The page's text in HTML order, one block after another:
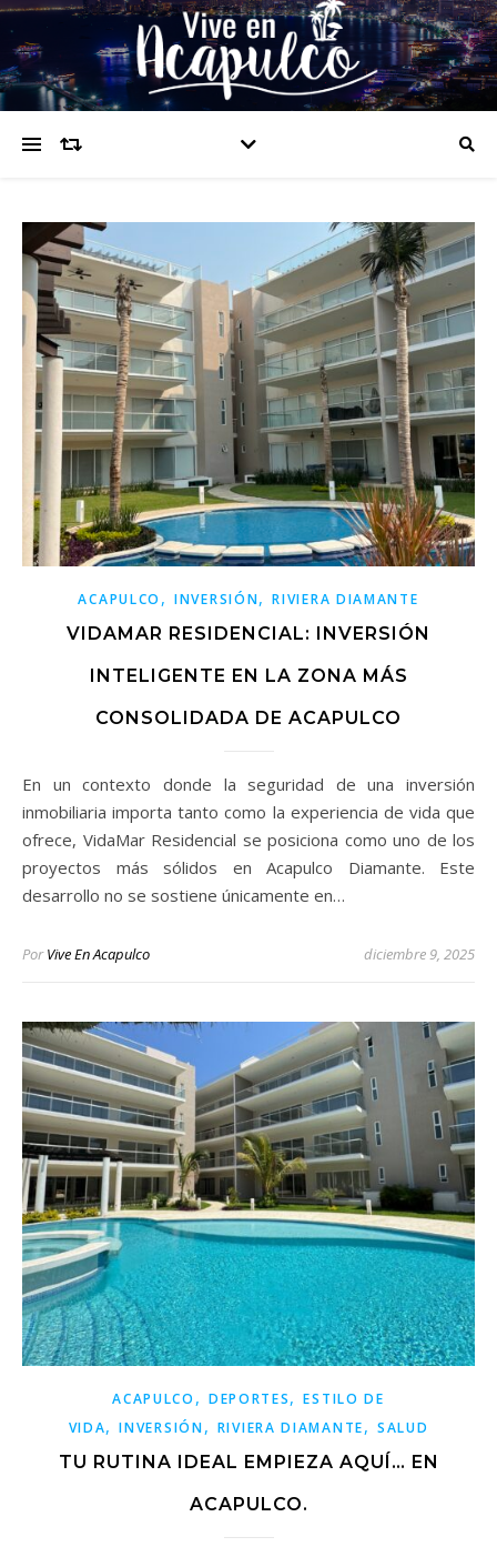
ACAPULCO ,INVERSIÓN,RIVIERA DIAMANTE
VIDAMAR RESIDENCIAL: INVERSIÓN
INTELIGENTE EN LA ZONA MÁS
CONSOLIDADA DE ACAPULCO
En un contexto donde la seguridad de una inversión
inmobiliaria importa tanto como la experiencia de vida que
ofrece, VidaMar Residencial se posiciona como uno de los
proyectos más sólidos en Acapulco Diamante. Este
desarrollo no se sostiene únicamente en…
Por Vive En Acapulco diciembre 9, 2025
ACAPULCO , DEPORTES,ESTILO DE
VIDA,INVERSIÓN, RIVIERA DIAMANTE, SALUD
TU RUTINA IDEAL EMPIEZA AQUÍ… EN
ACAPULCO.